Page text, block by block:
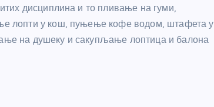
дисциплина и то пливање на гуми,
лопти у кош, пуњење кофе водом, штафета у
на душеку и сакупљање лоптица и балона